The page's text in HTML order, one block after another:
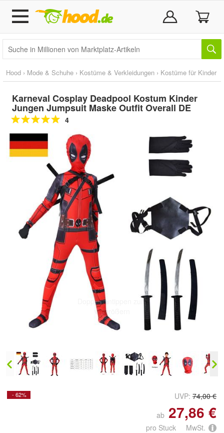
Hood › Mode & Schuhe › Kostüme & Verkleidungen › Kostüme für Kinder
Karneval Cosplay Deadpool Kostum Kinder
Jungen Jumpsuit Maske Outfit Overall DE
4
Doppelt antippen zum
vergrößern
- 62% UVP: 74,00 €
ab 27,86 €
pro Stuck MwSt.